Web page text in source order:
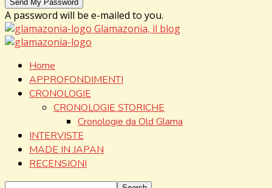
A password will be e-mailed to you.
Glamazonia, il blog
Home
APPROFONDIMENTI
CRONOLOGIE
CRONOLOGIE STORICHE
Cronologie da Old Glama
INTERVISTE
MADE IN JAPAN
RECENSIONI